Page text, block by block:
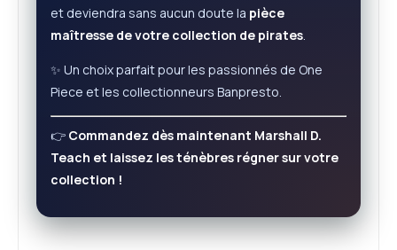
et deviendra sans aucun doute la pièce
maîtresse de votre collection de pirates.
✨ Un choix parfait pour les passionnés de One
Piece et les collectionneurs Banpresto.
👉 Commandez dès maintenant Marshall D.
Teach et laissez les ténèbres régner sur votre
collection !